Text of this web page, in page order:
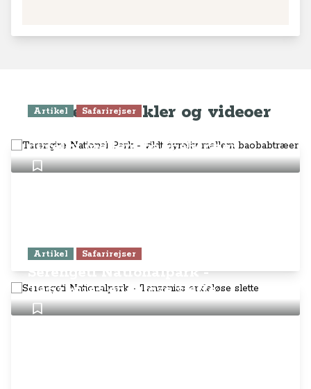
Seneste artikler og videoer
Artikel Safarirejser
dyreliv mellem baobabtræer
Artikel Safarirejser
Serengeti Nationalpark -
Tanzanias endeløse slette